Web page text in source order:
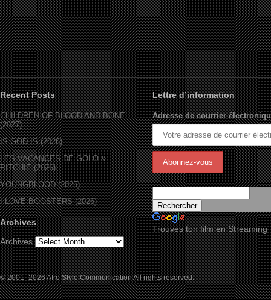
Recent Posts
CHILDREN OF BLOOD AND BONE
(2027)
IS GOD IS (2026)
LES VACANCES DE GOLO &
RITCHIE (2026)
YOUNGBLOOD (2025)
I LOVE BOOSTERS (2026)
Archives
Archives
Lettre d’information
Adresse de courrier
Trouves ton film en Streaming
© 2001- 2026 Afro Style Communication All rights reserved.